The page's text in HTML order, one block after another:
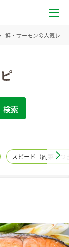
鮭・サーモンの人気レシ
検索
スピード（副菜・つ